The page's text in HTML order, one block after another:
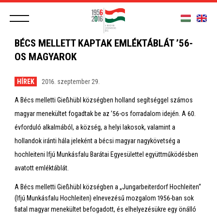
BÉCS MELLETT KAPTAK EMLÉKTÁBLÁT ’56-
OS MAGYAROK
HÍREK 2016. szeptember 29.
A Bécs melletti Gießhübl községben holland segítséggel számos
magyar menekültet fogadtak be az ’56-os forradalom idején. A 60.
évforduló alkalmából, a község, a helyi lakosok, valamint a
hollandok iránti hála jeleként a bécsi magyar nagykövetség a
hochleiteni Ifjú Munkásfalu Barátai Egyesülettel együttműködésben
avatott emléktáblát.
A Bécs melletti Gießhübl községben a „Jungarbeiterdorf Hochleiten“
(Ifjú Munkásfalu Hochleiten) elnevezésű mozgalom 1956-ban sok
fiatal magyar menekültet befogadott, és elhelyezésükre egy önálló